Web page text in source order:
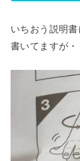
いちおう説明
書いてますが・